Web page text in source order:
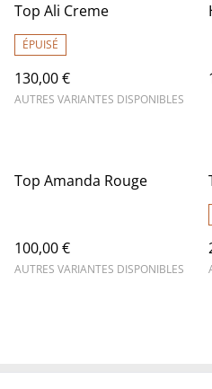
Top Ali Creme
ÉPUISÉ
130,00 €
AUTRES VARIANTES DISPONIBLES
Top Amanda Rouge
100,00 €
AUTRES VARIANTES DISPONIBLES